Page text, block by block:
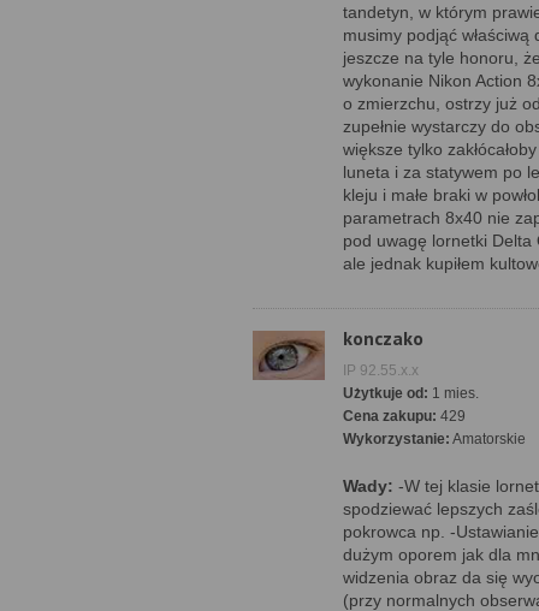
tandetyn, w którym
musimy podjąć
jeszcze na tyle honoru,
wykonanie Nikon Action
o zmierzchu, ostrzy już
zupełnie wystarczy do
większe tylko
luneta i za statywem po
kleju i małe braki w
parametrach 8x40 nie
pod uwagę lornetki
ale jednak kupiłem
konczako
IP 92.55.x.x
Użytkuje od: 1 mies.
Cena zakupu: 429
Wykorzystanie: Amatorskie
Wady: -W tej klasie
spodziewać lepszych
pokrowca np. -
dużym oporem jak dla
widzenia obraz da się
(przy normalnych